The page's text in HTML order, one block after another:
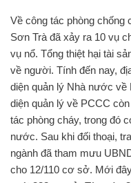
Về công tác phòng chống
Sơn Trà đã xảy ra 10 vụ
vụ nổ. Tổng thiệt hại tài
về người. Tính đến nay,
diện quản lý Nhà nước về
diện quản lý về PCCC
tác phòng cháy, trong đó
nước. Sau khi đối thoại,
ngành đã tham mưu
cho 12/110 cơ sở. Mới